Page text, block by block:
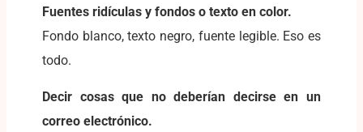
Fuentes ridículas y fondos o texto en color.
Fondo blanco, texto negro, fuente legible. Eso es
todo.
Decir cosas que no deberían decirse en un
correo electrónico.